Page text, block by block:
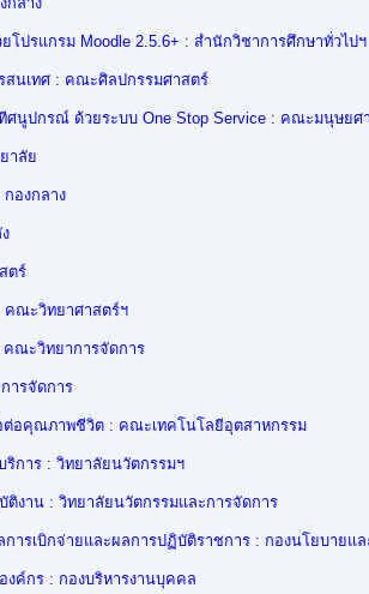
โปรแกรม Moodle 2.5.6+ : สำนักวิชาการศึกษาทั่วไปฯ
สนเทศ : คณะศิลปกรรมศาสตร์
นูปกรณ์ ด้วยระบบ One Stop Service : คณะมนุษยศ
าลัย
องกลาง
ตร์
คณะวิทยาศาสตร์ฯ
ณะวิทยาการจัดการ
ารจัดการ
อคุณภาพชีวิต : คณะเทคโนโลยีอุตสาหกรรม
การ : วิทยาลัยนวัตกรรมฯ
งาน : วิทยาลัยนวัตกรรมและการจัดการ
ารเบิกจ่ายและผลการปฏิบัติราชการ : กองนโยบายแ
งค์กร : กองบริหารงานบุคคล